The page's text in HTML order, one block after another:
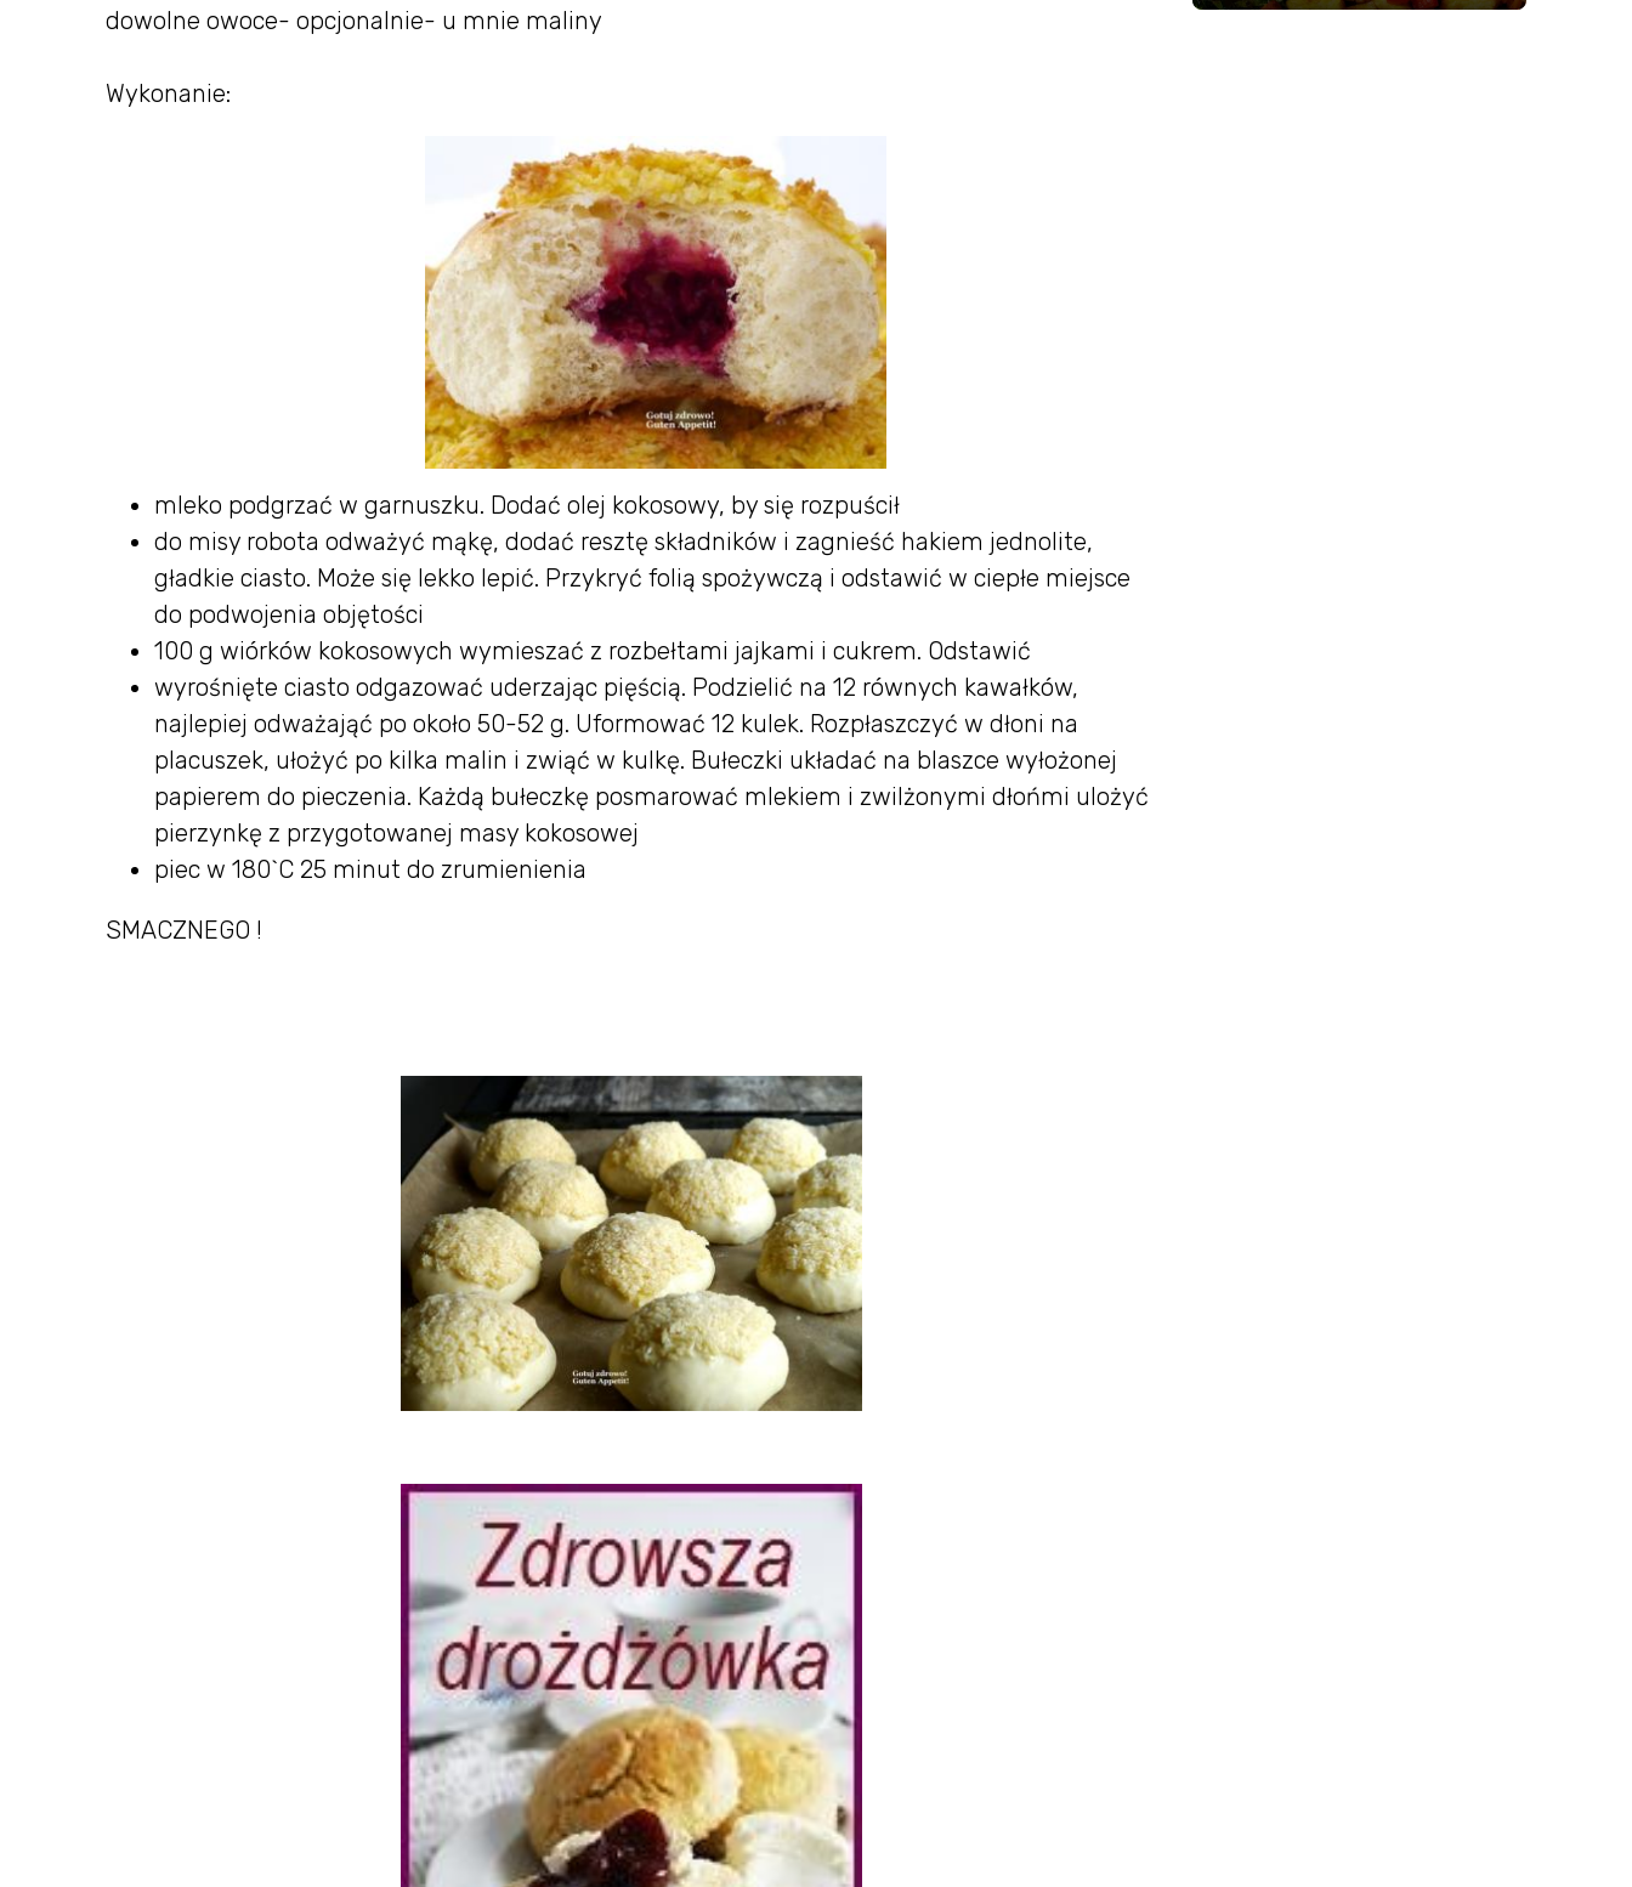
dowolne owoce- opcjonalnie- u mnie maliny
Wykonanie:
mleko podgrzać w garnuszku. Dodać olej kokosowy, by się rozpuścił
do misy robota odważyć mąkę, dodać resztę składników i zagnieść hakiem jednolite,
gładkie ciasto. Może się lekko lepić. Przykryć folią spożywczą i odstawić w ciepłe miejsce
do podwojenia objętości
100 g wiórków kokosowych wymieszać z rozbełtami jajkami i cukrem. Odstawić
wyrośnięte ciasto odgazować uderzając pięścią. Podzielić na 12 równych kawałków,
najlepiej odważająć po około 50-52 g. Uformować 12 kulek. Rozpłaszczyć w dłoni na
placuszek, ułożyć po kilka malin i zwiąć w kulkę. Bułeczki układać na blaszce wyłożonej
papierem do pieczenia. Każdą bułeczkę posmarować mlekiem i zwilżonymi dłońmi ulożyć
pierzynkę z przygotowanej masy kokosowej
piec w 180`C 25 minut do zrumienienia
SMACZNEGO !